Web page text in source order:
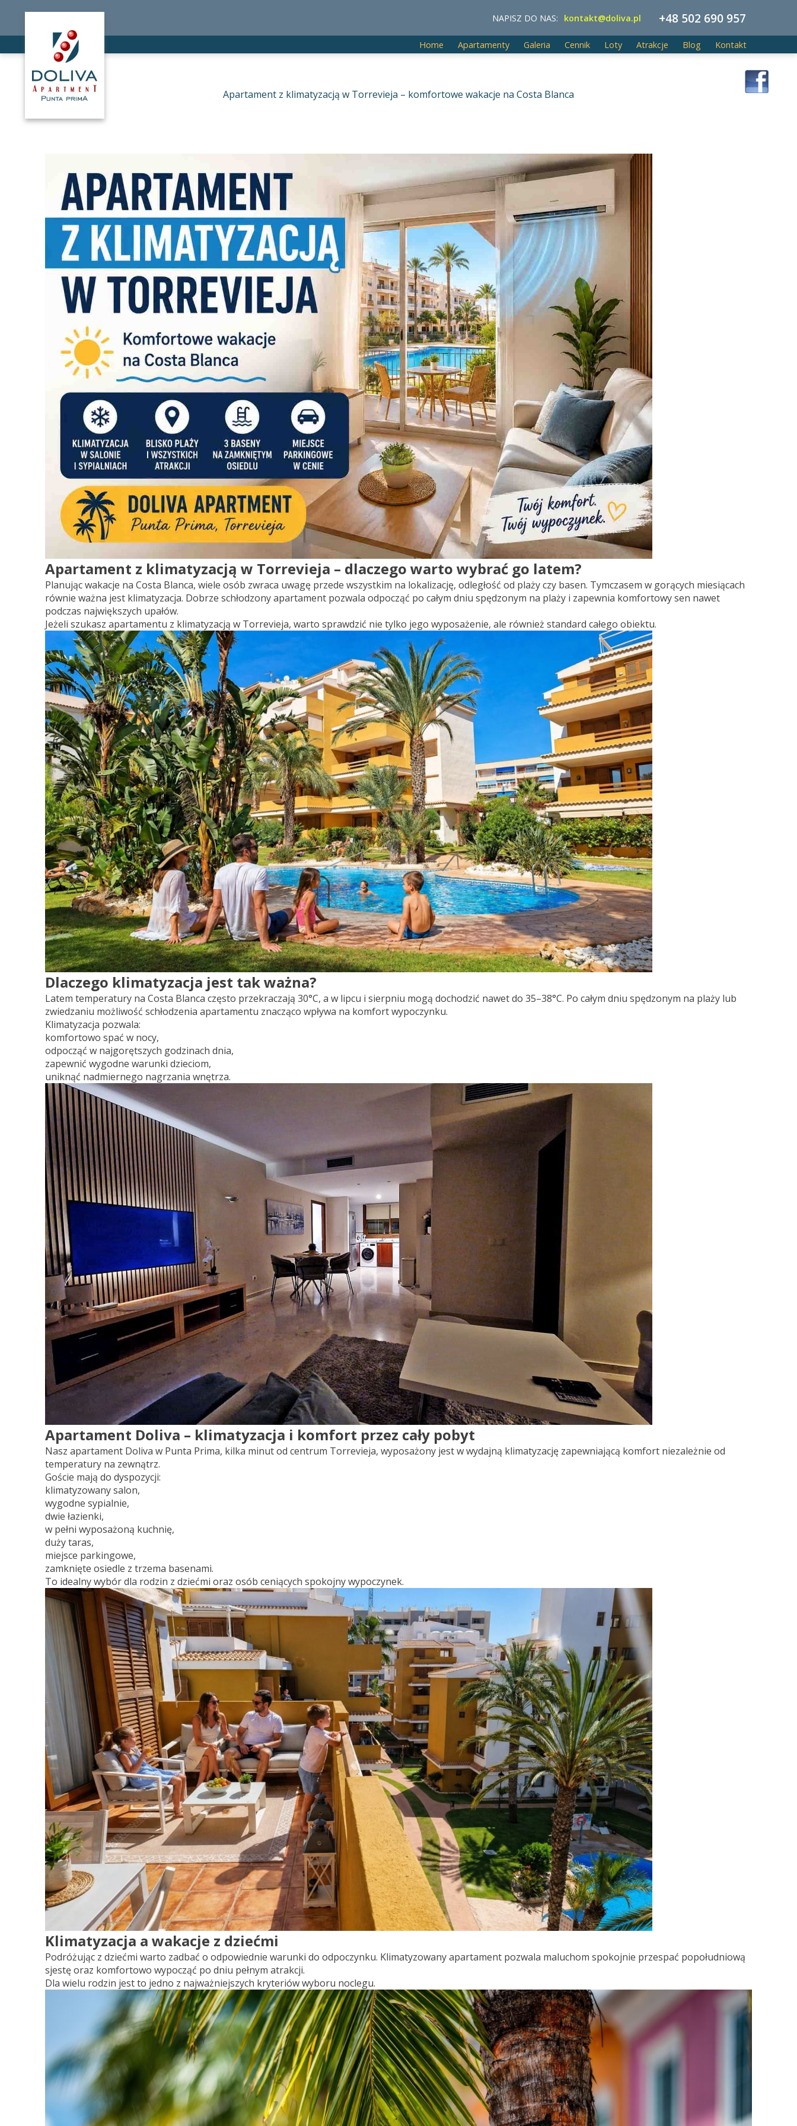
NAPISZ DO NAS: kontakt@doliva.pl +48 502 690 957
Home Apartamenty Galeria Cennik Loty Atrakcje Blog Kontakt
Apartament z klimatyzacją w Torrevieja – komfortowe wakacje na Costa Blanca
Apartament z klimatyzacją w Torrevieja – dlaczego warto wybrać go latem?
Planując wakacje na Costa Blanca, wiele osób zwraca uwagę przede wszystkim na lokalizację, odległość od plaży czy basen. Tymczasem w gorących miesiącach
równie ważna jest klimatyzacja. Dobrze schłodzony apartament pozwala odpocząć po całym dniu spędzonym na plaży i zapewnia komfortowy sen nawet
podczas największych upałów.
Jeżeli szukasz apartamentu z klimatyzacją w Torrevieja, warto sprawdzić nie tylko jego wyposażenie, ale również standard całego obiektu.
Dlaczego klimatyzacja jest tak ważna?
Latem temperatury na Costa Blanca często przekraczają 30°C, a w lipcu i sierpniu mogą dochodzić nawet do 35–38°C. Po całym dniu spędzonym na plaży lub
zwiedzaniu możliwość schłodzenia apartamentu znacząco wpływa na komfort wypoczynku.
Klimatyzacja pozwala:
komfortowo spać w nocy,
odpocząć w najgorętszych godzinach dnia,
zapewnić wygodne warunki dzieciom,
uniknąć nadmiernego nagrzania wnętrza.
Apartament Doliva – klimatyzacja i komfort przez cały pobyt
Nasz apartament Doliva w Punta Prima, kilka minut od centrum Torrevieja, wyposażony jest w wydajną klimatyzację zapewniającą komfort niezależnie od
temperatury na zewnątrz.
Goście mają do dyspozycji:
klimatyzowany salon,
wygodne sypialnie,
dwie łazienki,
w pełni wyposażoną kuchnię,
duży taras,
miejsce parkingowe,
zamknięte osiedle z trzema basenami.
To idealny wybór dla rodzin z dziećmi oraz osób ceniących spokojny wypoczynek.
Klimatyzacja a wakacje z dziećmi
Podróżując z dziećmi warto zadbać o odpowiednie warunki do odpoczynku. Klimatyzowany apartament pozwala maluchom spokojnie przespać popołudniową
sjestę oraz komfortowo wypocząć po dniu pełnym atrakcji.
Dla wielu rodzin jest to jedno z najważniejszych kryteriów wyboru noclegu.